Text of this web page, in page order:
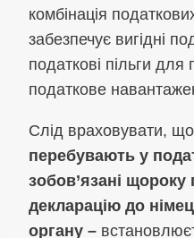
комбінація
забезпечує вигідні
податкові пільги
податкове
Слід враховувати, що
перебувають у
зобов’язані
декларацію до
органу –